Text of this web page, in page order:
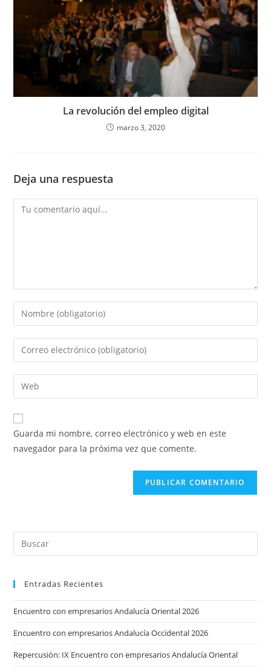
La revolución del empleo digital
marzo 3, 2020
Deja una respuesta
Comentario
Introduce
tu
nombre
de
usuario
para
comentar
Introduce
tu
dirección
de
electrónico
para
comentar
Introduce
la
URL
de
Guarda mi nombre, correo electrónico y web en este
navegador para la próxima vez que comente.
Entradas Recientes
Encuentro con empresarios Andalucía Oriental 2026
Encuentro con empresarios Andalucía Occidental 2026
Repercusión: IX Encuentro con empresarios Andalucía Oriental